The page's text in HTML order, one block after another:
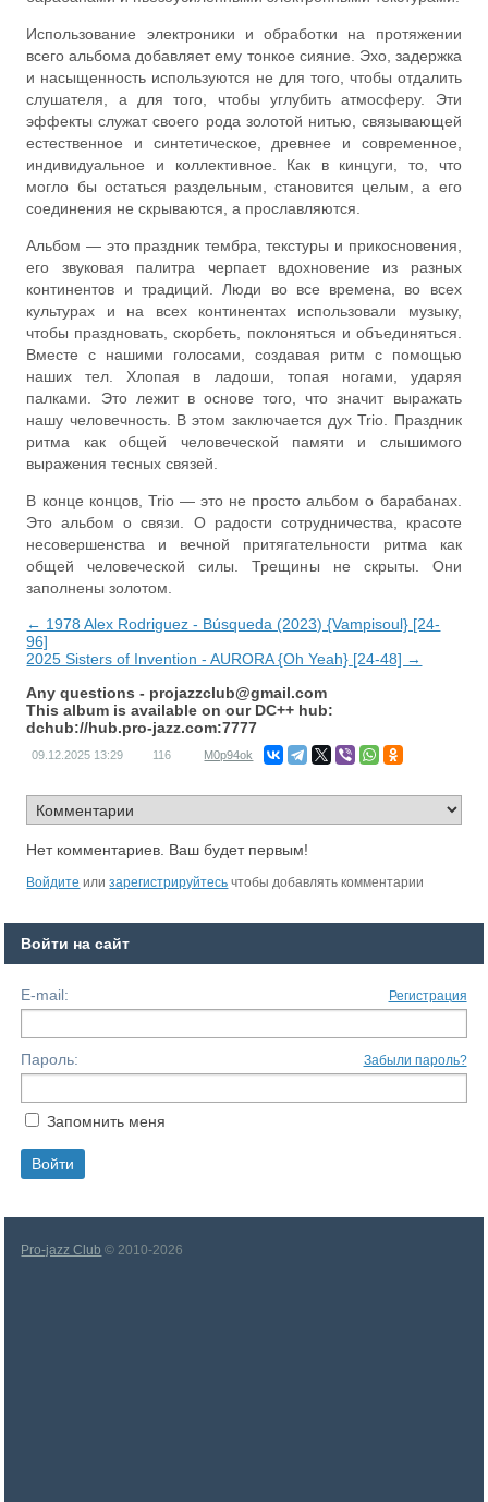
Использование электроники и обработки на протяжении
всего альбома добавляет ему тонкое сияние. Эхо, задержка
и насыщенность используются не для того, чтобы отдалить
слушателя, а для того, чтобы углубить атмосферу. Эти
эффекты служат своего рода золотой нитью, связывающей
естественное и синтетическое, древнее и современное,
индивидуальное и коллективное. Как в кинцуги, то, что
могло бы остаться раздельным, становится целым, а его
соединения не скрываются, а прославляются.
Альбом — это праздник тембра, текстуры и прикосновения,
его звуковая палитра черпает вдохновение из разных
континентов и традиций. Люди во все времена, во всех
культурах и на всех континентах использовали музыку,
чтобы праздновать, скорбеть, поклоняться и объединяться.
Вместе с нашими голосами, создавая ритм с помощью
наших тел. Хлопая в ладоши, топая ногами, ударяя
палками. Это лежит в основе того, что значит выражать
нашу человечность. В этом заключается дух Trio. Праздник
ритма как общей человеческой памяти и слышимого
выражения тесных связей.
В конце концов, Trio — это не просто альбом о барабанах.
Это альбом о связи. О радости сотрудничества, красоте
несовершенства и вечной притягательности ритма как
общей человеческой силы. Трещины не скрыты. Они
заполнены золотом.
← 1978 Alex Rodriguez - Búsqueda (2023) {Vampisoul} [24-
96]
2025 Sisters of Invention - AURORA {Oh Yeah} [24-48] →
Any questions - projazzclub@gmail.com
This album is available on our DC++ hub:
dchub://hub.pro-jazz.com:7777
09.12.2025 13:29 116 M0p94ok
Нет комментариев. Ваш будет первым!
Войдите илизарегистрируйтесь чтобы добавлять комментарии
Войти на сайт
E-mail: Регистрация
Пароль: Забыли пароль?
Запомнить меня
Pro-jazz Club © 2010-2026